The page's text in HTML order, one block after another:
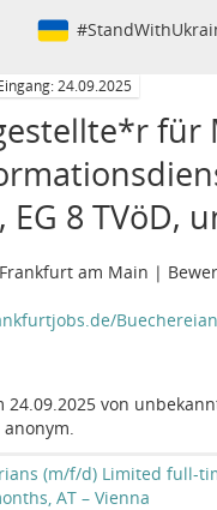
24.09.2025
für
EG 8 TVöD,
am Main |
24.09.2025 von
(m/f/d) Limited full-
AT – Vienna